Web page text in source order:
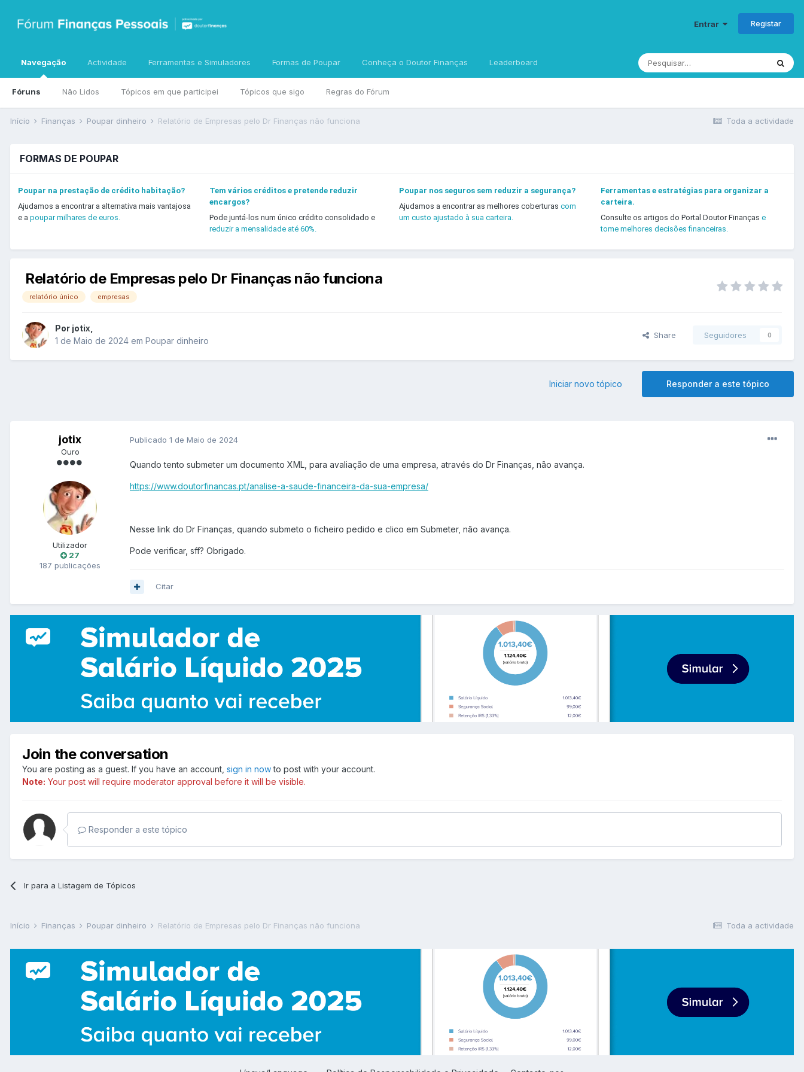
Entrar Registar
Navegação
Fóruns Não Lidos Tópicos em que participei Tópicos que sigo Regras do Fórum
Actividade Ferramentas e Simuladores Formas de Poupar Conheça o Doutor Finanças Leaderboard
Toda a actividade
Início Finanças Poupar dinheiro Relatório de Empresas pelo Dr Finanças não funciona
FORMAS DE POUPAR
Poupar na prestação de crédito habitação?
Ajudamos a encontrar a alternativa mais vantajosa
e a poupar milhares de euros.
Tem vários créditos e pretende reduzir
encargos?
Pode juntá-los num único crédito consolidado e
reduzir a mensalidade até 60%.
Poupar nos seguros sem reduzir a segurança?
Ajudamos a encontrar as melhores coberturascom
um custo ajustado à sua carteira.
Ferramentas e estratégias para organizar a
carteira.
Consulte os artigos do Portal Doutor Finanças e
tome melhores decisões financeiras.
Relatório de Empresas pelo Dr Finanças não funciona
relatório único empresas
Por jotix
1 de Maio de 2024 em Poupar dinheiro
Share Seguidores 0
Responder a este tópico
Iniciar novo tópico
jotix
Ouro
Utilizador
27
187 publicações
Publicado 1 de Maio de 2024
Quando tento submeter um documento XML, para avaliação de uma empresa, através do Dr Finanças, não avança.
https://www.doutorfinancas.pt/analise-a-saude-financeira-da-sua-empresa/
Nesse link do Dr Finanças, quando submeto o ficheiro pedido e clico em Submeter, não avança.
Pode verificar, sff? Obrigado.
Citar
Join the conversation
You are posting as a guest. If you have an account, sign in nowto post with your account.
Note: Your post will require moderator approval before it will be visible.
Responder a este tópico
Ir para a Listagem de Tópicos
Toda a actividade
Início Finanças Poupar dinheiro Relatório de Empresas pelo Dr Finanças não funciona